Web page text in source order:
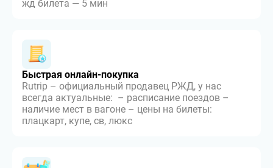
жд билета — 5 мин
Быстрая онлайн-покупка
Rutrip – официальный продавец РЖД, у нас
всегда актуальные: – расписание поездов –
наличие мест в вагоне – цены на билеты:
плацкарт, купе, св, люкс